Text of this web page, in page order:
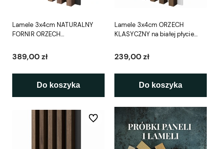
Lamele 3x4cm NATURALNY
FORNIR ORZECH
płycie L3D
389,00 zł
Do koszyka
Lamele 3x4cm ORZECH
KLASYCZNY na białej płycie
239,00 zł
Do koszyka
Do ulubionych